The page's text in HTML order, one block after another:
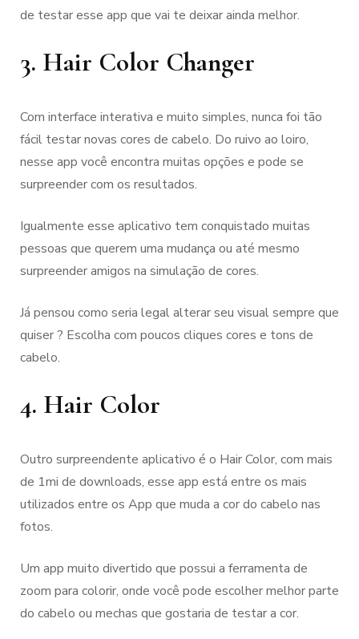
de testar esse app que vai te deixar ainda melhor.
3. Hair Color Changer
Com interface interativa e muito simples, nunca foi tão
fácil testar novas cores de cabelo. Do ruivo ao loiro,
nesse app você encontra muitas opções e pode se
surpreender com os resultados.
Igualmente esse aplicativo tem conquistado muitas
pessoas que querem uma mudança ou até mesmo
surpreender amigos na simulação de cores.
Já pensou como seria legal alterar seu visual sempre que
quiser ? Escolha com poucos cliques cores e tons de
cabelo.
4. Hair Color
Outro surpreendente aplicativo é o Hair Color, com mais
de 1mi de downloads, esse app está entre os mais
utilizados entre os App que muda a cor do cabelo nas
fotos.
Um app muito divertido que possui a ferramenta de
zoom para colorir, onde você pode escolher melhor parte
do cabelo ou mechas que gostaria de testar a cor.